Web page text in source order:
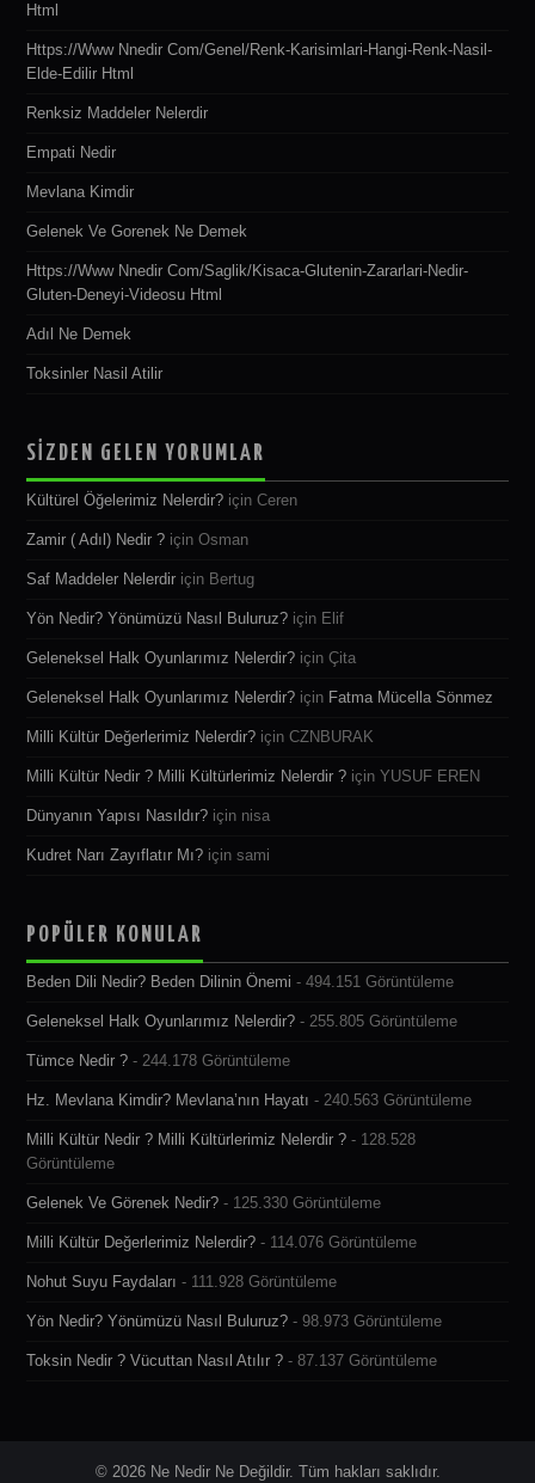
Html
Https://www Nnedir Com/genel/renk-Karisimlari-Hangi-Renk-Nasil-
Elde-Edilir Html
Renksiz Maddeler Nelerdir
Empati Nedir
Mevlana Kimdir
Gelenek Ve Gorenek Ne Demek
Https://www Nnedir Com/saglik/kisaca-Glutenin-Zararlari-Nedir-
Gluten-Deneyi-Videosu Html
Adıl Ne Demek
Toksinler Nasil Atilir
SİZDEN GELEN YORUMLAR
Kültürel Öğelerimiz Nelerdir? içinCeren
Zamir ( Adıl) Nedir ? içinOsman
Saf Maddeler Nelerdir için Bertug
Yön Nedir? Yönümüzü Nasıl Buluruz? için Elif
Geleneksel Halk Oyunlarımız Nelerdir? içinÇita
Geleneksel Halk Oyunlarımız Nelerdir? için Fatma Mücella Sönmez
Milli Kültür Değerlerimiz Nelerdir? içinCZNBURAK
Milli Kültür Nedir ? Milli Kültürlerimiz Nelerdir ? içinYUSUF EREN
Dünyanın Yapısı Nasıldır? için nisa
Kudret Narı Zayıflatır Mı? içinsami
POPÜLER KONULAR
Beden Dili Nedir? Beden Dilinin Önemi - 494.151 Görüntüleme
Geleneksel Halk Oyunlarımız Nelerdir? - 255.805 Görüntüleme
Tümce Nedir ? - 244.178 Görüntüleme
Hz. Mevlana Kimdir? Mevlana’nın Hayatı - 240.563 Görüntüleme
Milli Kültür Nedir ? Milli Kültürlerimiz Nelerdir ? - 128.528
Görüntüleme
Gelenek Ve Görenek Nedir? - 125.330 Görüntüleme
Milli Kültür Değerlerimiz Nelerdir? - 114.076 Görüntüleme
Nohut Suyu Faydaları - 111.928 Görüntüleme
Yön Nedir? Yönümüzü Nasıl Buluruz? - 98.973 Görüntüleme
Toksin Nedir ? Vücuttan Nasıl Atılır ? - 87.137 Görüntüleme
© 2026 Ne Nedir Ne Değildir. Tüm hakları saklıdır.